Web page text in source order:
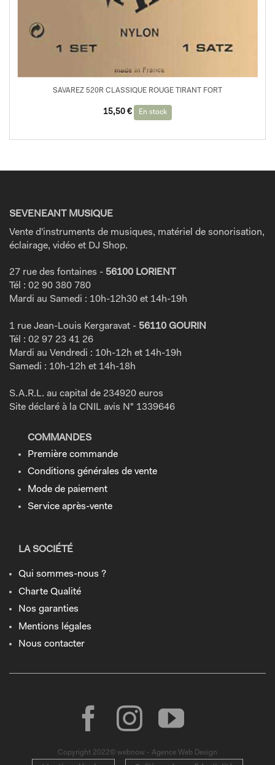
SAVAREZ 520R CLASSIQUE ROUGE TIRANT FORT
15,50 € En stock
SEVENEANT MUSIQUE
Vente d'instruments de musiques, matériel de sonorisation,
éclairage, vidéo et DJ Shop.
27 rue des fontaines - 56100 LORIENT
Tél : 02 90 380 780
Mardi au Samedi : 10h-12h30 et 14h-19h
1 rue Jean-Louis Kergaravat - 56110 GOURIN
Tél : 02 97 23 41 26
Mardi au Vendredi : 10h-12h et 14h-19h
Samedi : 10h-12h et 14h-18h
S.A.R.L. au capital de 234920 euros
Site déclaré à la CNIL avis N° 1339646
COMMANDES
Première commande
Conditions générales de vente
Mode de paiement
Service après-vente
LA SOCIÉTÉ
Qui sommes-nous ?
Charte Qualité
Nos garanties
Mentions légales
Nous contacter
Copyright 2022© webnow - Agence Web Design